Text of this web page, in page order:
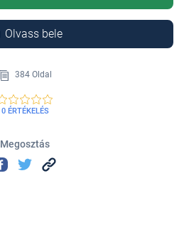
Olvass bele
384 Oldal
0 ÉRTÉKELÉS
Megosztás